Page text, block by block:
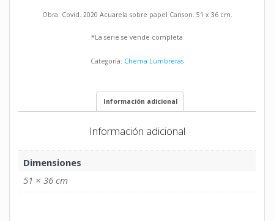
Obra: Covid. 2020 Acuarela sobre papel Canson. 51 x 36 cm.
*La serie se vende completa
Categoría: Chema Lumbreras
Información adicional
Información adicional
Dimensiones
51 × 36 cm